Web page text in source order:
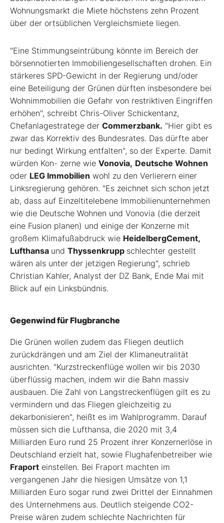
Wohnungsmarkt die Miete höchstens zehn Prozent
über der ortsüblichen Vergleichsmiete liegen.
"Eine Stimmungseintrübung könnte im Bereich der
börsennotierten Immobiliengesellschaften drohen. Ein
stärkeres SPD-Gewicht in der Regierung und/oder
eine Beteiligung der Grünen dürften insbesondere bei
Wohnimmobilien die Gefahr von restriktiven Eingriffen
erhöhen", schreibt Chris-Oliver Schickentanz,
Chefanlagestratege der Commerzbank. "Hier gibt es
zwar das Korrektiv des Bundesrates. Das dürfte aber
nur bedingt Wirkung entfalten", so der Experte. Damit
würden Kon- zerne wie Vonovia, Deutsche Wohnen
oder LEG Immobilien wohl zu den Verlierern einer
Linksregierung gehören. "Es zeichnet sich schon jetzt
ab, dass auf Einzeltitelebene Immobilienunternehmen
wie die Deutsche Wohnen und Vonovia (die derzeit
eine Fusion planen) und einige der Konzerne mit
großem Klimafußabdruck wie HeidelbergCement,
Lufthansa und Thyssenkrupp schlechter gestellt
wären als unter der jetzigen Regierung", schrieb
Christian Kahler, Analyst der DZ Bank, Ende Mai mit
Blick auf ein Linksbündnis.
Gegenwind für Flugbranche
Die Grünen wollen zudem das Fliegen deutlich
zurückdrängen und am Ziel der Klimaneutralität
ausrichten. "Kurzstreckenflüge wollen wir bis 2030
überflüssig machen, indem wir die Bahn massiv
ausbauen. Die Zahl von Langstreckenflügen gilt es zu
vermindern und das Fliegen gleichzeitig zu
dekarbonisieren", heißt es im Wahlprogramm. Darauf
müssen sich die Lufthansa, die 2020 mit 3,4
Milliarden Euro rund 25 Prozent ihrer Konzernerlöse in
Deutschland erzielt hat, sowie Flughafenbetreiber wie
Fraport einstellen. Bei Fraport machten im
vergangenen Jahr die hiesigen Umsätze von 1,1
Milliarden Euro sogar rund zwei Drittel der Einnahmen
des Unternehmens aus. Deutlich steigende CO2-
Preise wären zudem schlechte Nachrichten für